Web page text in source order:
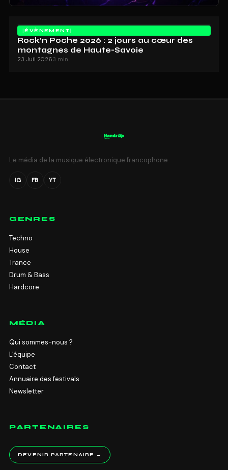
ÉVÈNEMENT
Rock’n Poche 2026 : 2 jours au cœur des
montagnes de Haute-Savoie
23 Juil 20263 min
Le média de la musique électronique francophone.
IG FB YT
GENRES
Techno
House
Trance
Drum & Bass
Hardcore
MÉDIA
Qui sommes-nous ?
L'équipe
Contact
Annuaire des festivals
Newsletter
PARTENAIRES
DEVENIR PARTENAIRE →